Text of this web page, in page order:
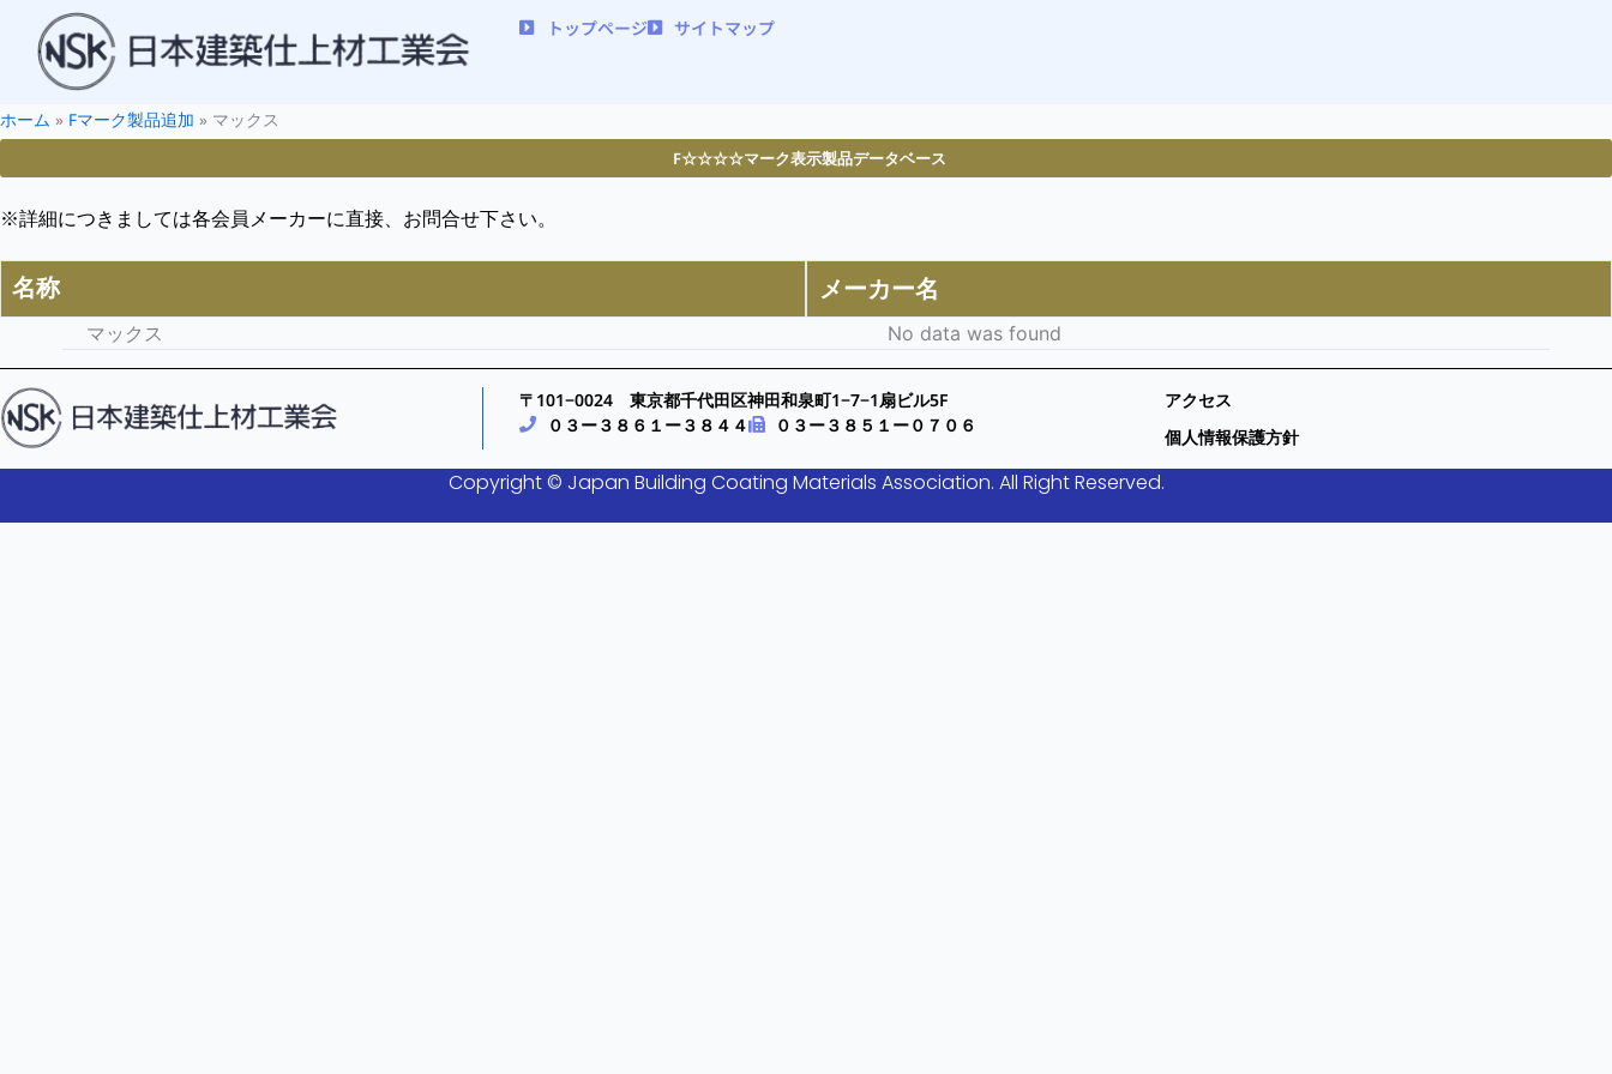
トップページ サイトマップ
ホーム » Fマーク製品追加 » マックス
F☆☆☆☆マーク表示製品データベース
※詳細につきましては各会員メーカーに直接、お問合せ下さい。
名称 メーカー名
マックス No data was found
〒101−0024 東京都千代田区神田和泉町1−7−1扇ビル5F
０３ー３８６１ー３８４４
０３ー３８５１ー０７０６
アクセス
個人情報保護方針
Copyright © Japan Building Coating Materials Association. All Right Reserved.